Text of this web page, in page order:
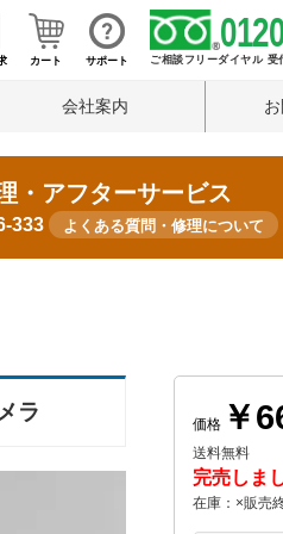
カート サポート ご相談フリーダイヤル
会社案内
・アフターサービス
333 よくある質問・修理について
ラ 価格 ￥
送料無料
完売しま
在庫：×販売